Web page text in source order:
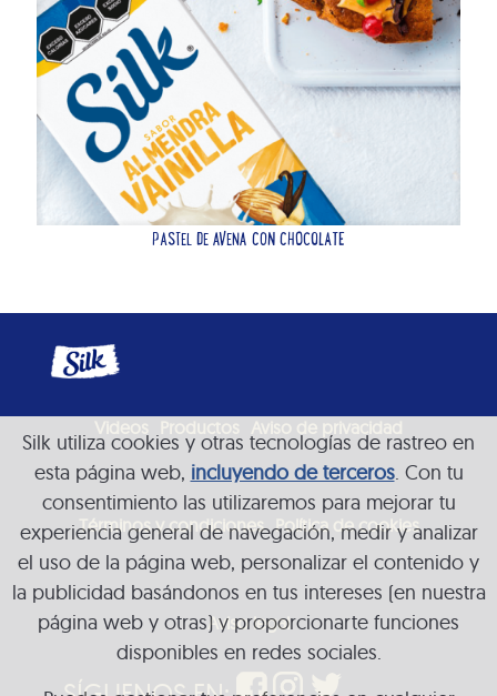
PASTEL DE AVENA CON CHOCOLATE
Videos Productos Aviso de privacidad
Términos y condiciones Política de cookies
Aviso legal
Silk utiliza cookies y otras tecnologías de rastreo en
esta página web, incluyendo de terceros. Con tu
consentimiento las utilizaremos para mejorar tu
experiencia general de navegación, medir y analizar
el uso de la página web, personalizar el contenido y
la publicidad basándonos en tus intereses (en nuestra
página web y otras) y proporcionarte funciones
disponibles en redes sociales.